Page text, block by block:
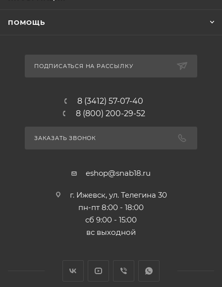
ПОМОЩЬ
ПОДПИСАТЬСЯ НА РАССЫЛКУ
8 (3412) 57-07-40
8 (800) 200-29-52
ЗАКАЗАТЬ ЗВОНОК
eshop@snab18.ru
г. Ижевск, ул. Телегина 30
пн-пт 8:00 - 18:00
сб 9:00 - 15:00
вс выходной